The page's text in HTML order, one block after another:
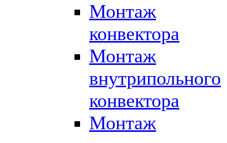
Монтаж
конвектора
Монтаж
внутрипольного
конвектора
Монтаж